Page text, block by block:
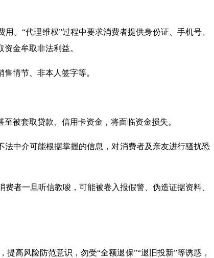
。“代理维权”过程中要求消费者提供身份证、手机号、
金牟取非法利益。
情节、非本人签字等。
被套取贷款、信用卡资金，将面临资金损失。
中介可能根据掌握的信息，对消费者及亲友进行骚扰恐
者一旦听信教唆，可能被卷入报假警、伪造证据资料、
高风险防范意识，勿受“全额退保”“退旧投新”等诱惑，